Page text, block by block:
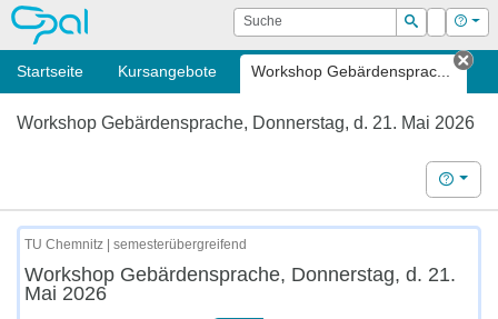
OPAL Suche
Suchen
Login Hilfe
Startseite Kursangebote Workshop Gebärdensprac...
Workshop Gebärdensprache, Donnerstag, d. 21. Mai 2026
Hilfe
TU Chemnitz | semesterübergreifend
Workshop Gebärdensprache, Donnerstag, d. 21.
Mai 2026